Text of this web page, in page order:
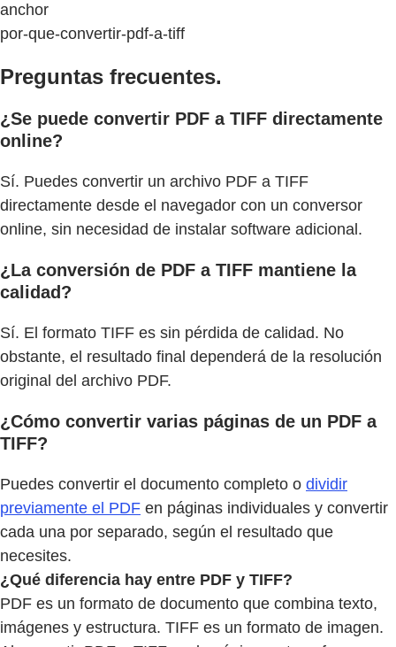
anchor
por-que-convertir-pdf-a-tiff
Preguntas frecuentes.
¿Se puede convertir PDF a TIFF directamente
online?
Sí. Puedes convertir un archivo PDF a TIFF
directamente desde el navegador con un conversor
online, sin necesidad de instalar software adicional.
¿La conversión de PDF a TIFF mantiene la
calidad?
Sí. El formato TIFF es sin pérdida de calidad. No
obstante, el resultado final dependerá de la resolución
original del archivo PDF.
¿Cómo convertir varias páginas de un PDF a
TIFF?
Puedes convertir el documento completo o dividir
previamente el PDF en páginas individuales y convertir
cada una por separado, según el resultado que
necesites.
¿Qué diferencia hay entre PDF y TIFF?
PDF es un formato de documento que combina texto,
imágenes y estructura. TIFF es un formato de imagen.